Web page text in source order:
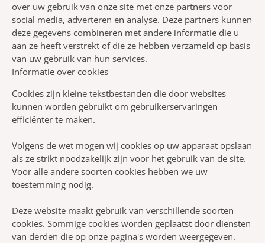
over uw gebruik van onze site met onze partners voor
social media, adverteren en analyse. Deze partners kunnen
deze gegevens combineren met andere informatie die u
aan ze heeft verstrekt of die ze hebben verzameld op basis
van uw gebruik van hun services.
Informatie over cookies
Cookies zijn kleine tekstbestanden die door websites
kunnen worden gebruikt om gebruikerservaringen
efficiënter te maken.
Volgens de wet mogen wij cookies op uw apparaat opslaan
als ze strikt noodzakelijk zijn voor het gebruik van de site.
Voor alle andere soorten cookies hebben we uw
toestemming nodig.
Deze website maakt gebruik van verschillende soorten
cookies. Sommige cookies worden geplaatst door diensten
van derden die op onze pagina's worden weergegeven.